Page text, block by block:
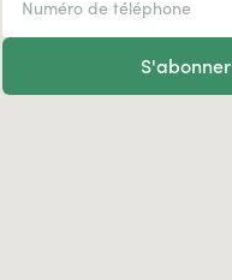
S'abonner